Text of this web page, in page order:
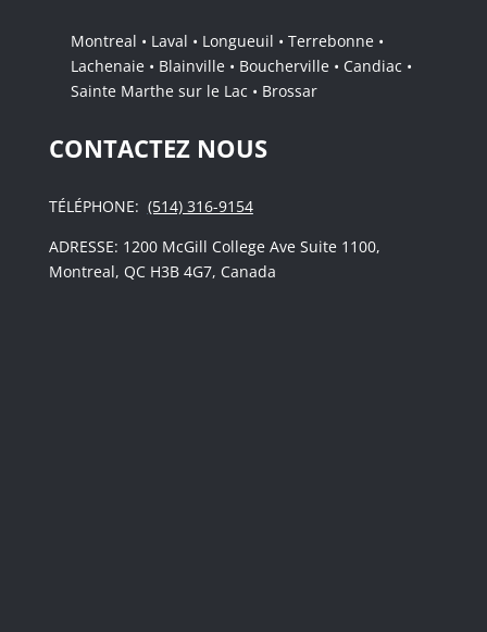
Montreal • Laval • Longueuil • Terrebonne •
Lachenaie • Blainville • Boucherville • Candiac •
Sainte Marthe sur le Lac • Brossar
CONTACTEZ NOUS
TÉLÉPHONE: (514) 316-9154
ADRESSE: 1200 McGill College Ave Suite 1100,
Montreal, QC H3B 4G7, Canada